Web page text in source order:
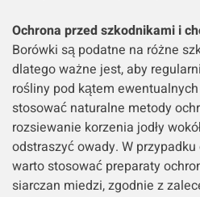
Ochrona przed szkodnikami i
Borówki są podatne na różne
dlatego ważne jest, aby
rośliny pod kątem
stosować naturalne metody
rozsiewanie korzenia jodły
odstraszyć owady. W
warto stosować preparaty
siarczan miedzi, zgodnie z